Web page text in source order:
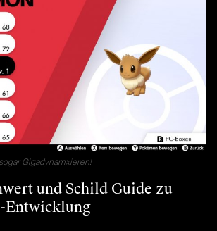
Gigadynamxieren!
und Schild Guide zu
Entwicklung